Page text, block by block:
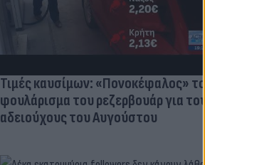
Τιμές καυσίμων: «Πονοκέφαλος» το
φουλάρισμα του ρεζερβουάρ για τους
αδειούχους του Αυγούστου